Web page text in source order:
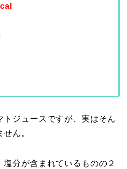
トジュースですが、実はそん
ん。
分が含まれているものの２